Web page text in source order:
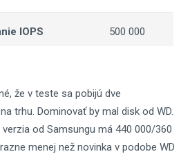
IOPS 500 000
Záruka
5 rokov
že v teste sa pobijú dve
trhu. Dominovať by mal disk od WD.
od Samsungu má 440 000/360
menej než novinka v podobe WD